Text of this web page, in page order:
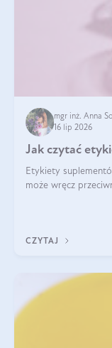
mgr inż. Anna
16 lip 2026
Jak czytać
Etykiety
może wręcz
CZYTAJ